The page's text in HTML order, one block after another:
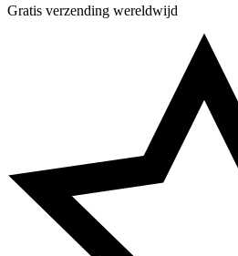
Gratis verzending wereldwijd